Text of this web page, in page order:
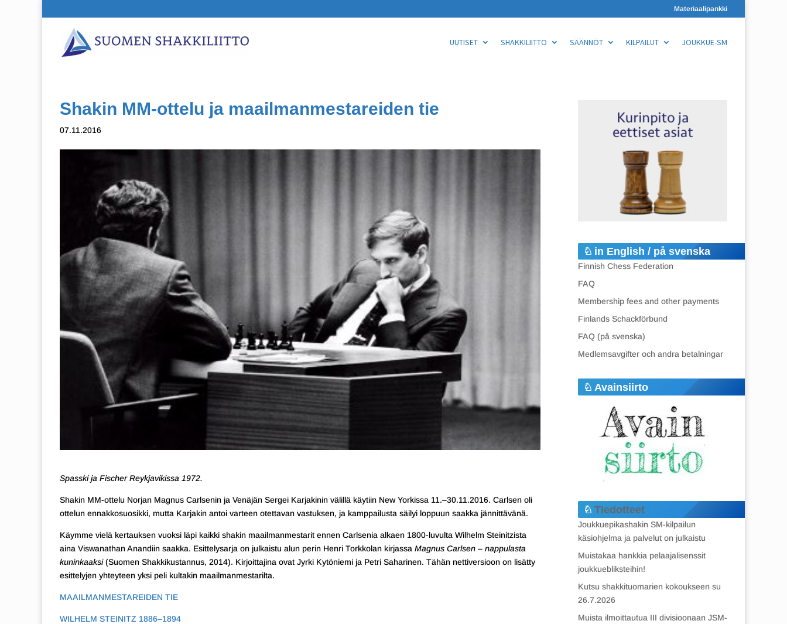
Materiaalipankki
UUTISET SHAKKILIITTO SÄÄNNÖT KILPAILUT JOUKKUE-SM
Shakin MM-ottelu ja maailmanmestareiden tie
07.11.2016
Spasski ja Fischer Reykjavikissa 1972.
Shakin MM-ottelu Norjan Magnus Carlsenin ja Venäjän Sergei Karjakinin välillä käytiin New Yorkissa 11.–30.11.2016. Carlsen oli
ottelun ennakkosuosikki, mutta Karjakin antoi varteen otettavan vastuksen, ja kamppailusta säilyi loppuun saakka jännittävänä.
Käymme vielä kertauksen vuoksi läpi kaikki shakin maailmanmestarit ennen Carlsenia alkaen 1800-luvulta Wilhelm Steinitzista
aina Viswanathan Anandiin saakka. Esittelysarja on julkaistu alun perin Henri Torkkolan kirjassa Magnus Carlsen – nappulasta
kuninkaaksi(Suomen Shakkikustannus, 2014). Kirjoittajina ovat Jyrki Kytöniemi ja Petri Saharinen. Tähän nettiversioon on lisätty
esittelyjen yhteyteen yksi peli kultakin maailmanmestarilta.
MAAILMANMESTAREIDEN TIE
WILHELM STEINITZ 1886–1894
in English / på svenska
Finnish Chess Federation
FAQ
Membership fees and other payments
Finlands Schackförbund
FAQ (på svenska)
Medlemsavgifter och andra betalningar
Avainsiirto
Tiedotteet
Joukkuepikashakin SM-kilpailun
käsiohjelma ja palvelut on julkaistu
Muistakaa hankkia pelaajalisenssit
joukkuebliksteihin!
Kutsu shakkituomarien kokoukseen su
26.7.2026
Muista ilmoittautua III divisioonaan JSM-